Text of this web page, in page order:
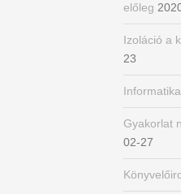
előleg
Izoláció a
23
Gyakorlat
02-27